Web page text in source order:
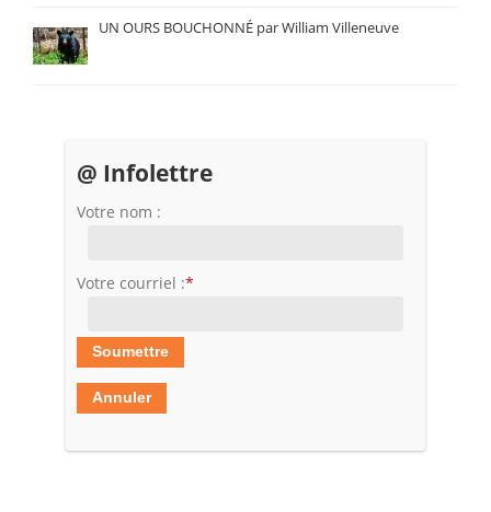
UN OURS BOUCHONNÉ par William Villeneuve
@ Infolettre
Votre nom :
Votre courriel :*